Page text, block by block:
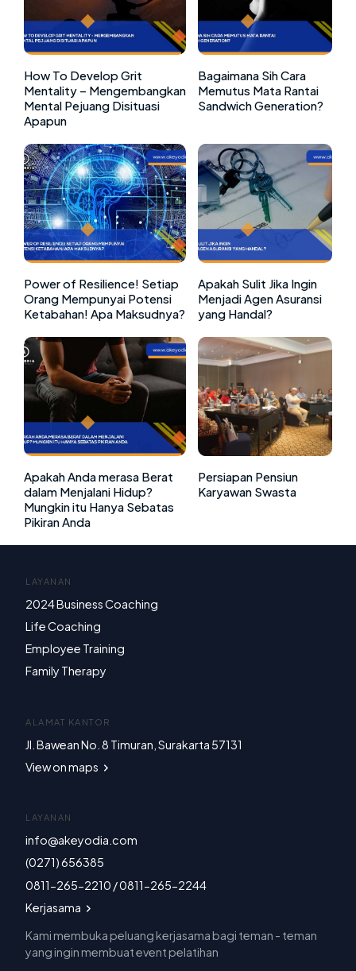
How To Develop Grit
Mentality – Mengembangkan
Mental Pejuang Disituasi
Apapun
Bagaimana Sih Cara
Memutus Mata Rantai
Sandwich Generation?
Power of Resilience! Setiap
Orang Mempunyai Potensi
Ketabahan! Apa Maksudnya?
Apakah Sulit Jika Ingin
Menjadi Agen Asuransi
yang Handal?
Apakah Anda merasa Berat
dalam Menjalani Hidup?
Mungkin itu Hanya Sebatas
Pikiran Anda
Persiapan Pensiun
Karyawan Swasta
LAYANAN
2024 Business Coaching
Life Coaching
Employee Training
Family Therapy
ALAMAT KANTOR
Jl. Bawean No. 8 Timuran, Surakarta 57131
View on maps
LAYANAN
info@akeyodia.com
(0271) 656385
0811-265-2210 / 0811-265-2244
Kerjasama
Kami membuka peluang kerjasama bagi teman - teman
yang ingin membuat event pelatihan